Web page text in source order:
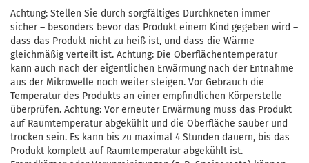
Achtung: Stellen Sie durch sorgfältiges Durchkneten immer
sicher – besonders bevor das Produkt einem Kind gegeben wird –
dass das Produkt nicht zu heiß ist, und dass die Wärme
gleichmäßig verteilt ist. Achtung: Die Oberflächentemperatur
kann auch nach der eigentlichen Erwärmung nach der Entnahme
aus der Mikrowelle noch weiter steigen. Vor Gebrauch die
Temperatur des Produkts an einer empfindlichen Körperstelle
überprüfen. Achtung: Vor erneuter Erwärmung muss das Produkt
auf Raumtemperatur abgekühlt und die Oberfläche sauber und
trocken sein. Es kann bis zu maximal 4 Stunden dauern, bis das
Produkt komplett auf Raumtemperatur abgekühlt ist.